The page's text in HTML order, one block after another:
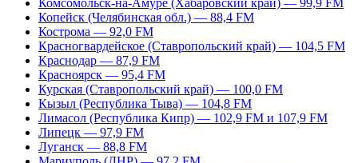
Комсомольск-на-Амуре (Хабаровский край) — 99,9 FM
Копейск (Челябинская обл.) — 88,4 FM
Кострома — 92,0 FM
Красногвардейское (Ставропольский край) — 104,5 FM
Краснодар — 87,9 FM
Красноярск — 95,4 FM
Курская (Ставропольский край) — 100,0 FM
Кызыл (Республика Тыва) — 104,8 FM
Лимасол (Республика Кипр) — 102,9 FM и 107,9 FM
Липецк — 97,9 FM
Луганск — 88,8 FM